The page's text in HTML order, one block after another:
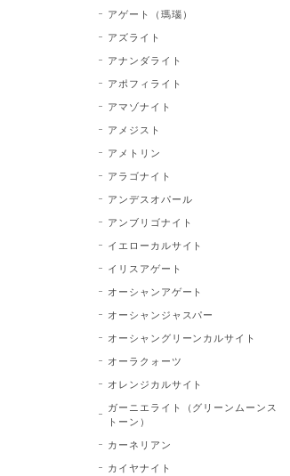
アゲート（瑪瑙）
アズライト
アナンダライト
アポフィライト
アマゾナイト
アメジスト
アメトリン
アラゴナイト
アンデスオパール
アンブリゴナイト
イエローカルサイト
イリスアゲート
オーシャンアゲート
オーシャンジャスパー
オーシャングリーンカルサイト
オーラクォーツ
オレンジカルサイト
ガーニエライト（グリーンムーンス
トーン）
カーネリアン
カイヤナイト